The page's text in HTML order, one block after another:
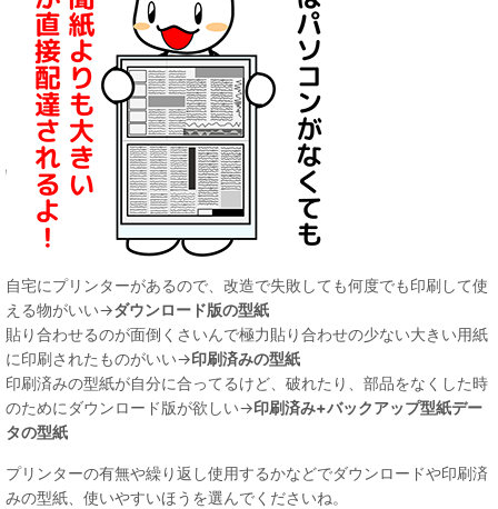
自宅にプリンターがあるので、改造で失敗しても何度でも印刷して使
える物がいい→ダウンロード版の型紙
貼り合わせるのが面倒くさいんで極力貼り合わせの少ない大きい用紙
に印刷されたものがいい→印刷済みの型紙
印刷済みの型紙が自分に合ってるけど、破れたり、部品をなくした時
のためにダウンロード版が欲しい→印刷済み+バックアップ型紙デー
タの型紙
プリンターの有無や繰り返し使用するかなどでダウンロードや印刷済
みの型紙、使いやすいほうを選んでくださいね。